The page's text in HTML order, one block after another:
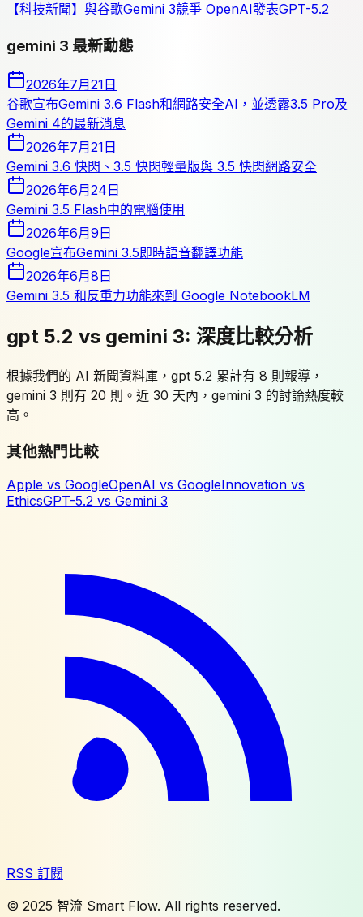
【科技新聞】與谷歌Gemini 3競爭 OpenAI發表GPT-5.2
gemini 3 最新動態
2026年7月21日
谷歌宣布Gemini 3.6 Flash和網路安全AI，並透露3.5 Pro及
Gemini 4的最新消息
2026年7月21日
Gemini 3.6 快閃、3.5 快閃輕量版與 3.5 快閃網路安全
2026年6月24日
Gemini 3.5 Flash中的電腦使用
2026年6月9日
Google宣布Gemini 3.5即時語音翻譯功能
2026年6月8日
Gemini 3.5 和反重力功能來到 Google NotebookLM
gpt 5.2 vs gemini 3: 深度比較分析
根據我們的 AI 新聞資料庫，gpt 5.2 累計有 8 則報導，
gemini 3 則有 20 則。近 30 天內，gemini 3 的討論熱度較
高。
其他熱門比較
Apple vs GoogleOpenAI vs GoogleInnovation vs
EthicsGPT-5.2 vs Gemini 3
RSS 訂閱
© 2025 智流 Smart Flow. All rights reserved.